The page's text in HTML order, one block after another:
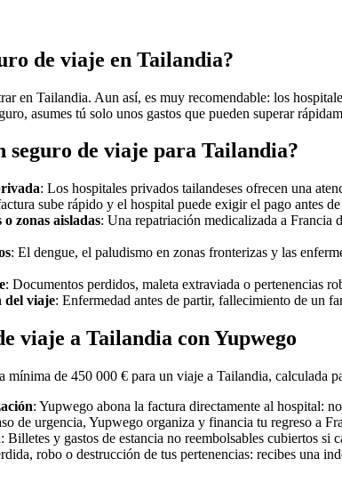
de viaje en Tailandia?
en Tailandia. Aun así, es muy recomendable: los
asumes tú solo unos gastos que pueden superar
seguro de viaje para Tailandia?
: Los hospitales privados tailandeses ofrecen una
sube rápido y el hospital puede exigir el pago antes
zonas aisladas: Una repatriación medicalizada a Francia
: El dengue, el paludismo en zonas fronterizas y las
: Documentos perdidos, maleta extraviada o pertenencias
del viaje: Enfermedad antes de partir, fallecimiento de un
viaje a Tailandia con Yupwego
mínima de 450 000 € para un viaje a Tailandia, calculada
: Yupwego abona la factura directamente al hospital:
de urgencia, Yupwego organiza y financia tu regreso a
: Billetes y gastos de estancia no reembolsables cubiertos si
robo o destrucción de tus pertenencias: recibes una